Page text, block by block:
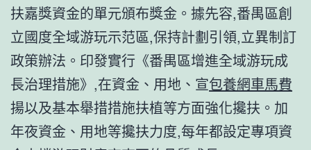
扶嘉獎資金的單元頒布獎金。據先容,番禺區創
立國度全域游玩示范區,保持計劃引領,立異制訂
政策辦法。印發實行《番禺區增進全域游玩成
長治理措施》,在資金、用地、宣包養網車馬費
揚以及基本舉措措施扶植等方面強化攙扶。加
年夜資金、用地等攙扶力度,每年都設定專項資